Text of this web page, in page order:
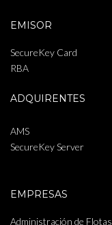
EMISOR
SecureKey Card
RBA
ADQUIRENTES
AMS
SecureKey Server
EMPRESAS
Administración de Flotas